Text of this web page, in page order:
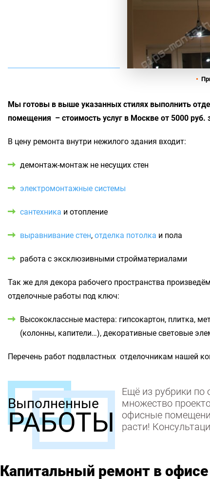
Мы готовы в выше указанных стилях выполнить
помещения – стоимость услуг в Москве от 5000 руб.
В цену ремонта внутри нежилого здания входит:
демонтаж-монтаж не несущих стен
электромонтажные системы
сантехника и отопление
выравнивание стен, отделка потолка и пола
работа с эксклюзивными стройматериалами
Так же для декора рабочего пространства
отделочные работы под ключ:
Высококлассные мастера: гипсокартон, плитка,
(колонны, капители…), декоративные световые
Перечень работ подвластных отделочникам нашей
Выполненные
РАБОТЫ
Ещё из рубрики
множество
офисные
расти!
Капитальный ремонт в офисе